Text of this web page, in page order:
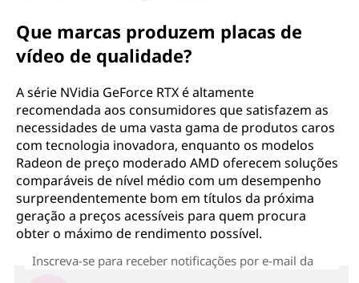
Que marcas produzem placas de
vídeo de qualidade?
A série NVidia GeForce RTX é altamente
recomendada aos consumidores que satisfazem as
necessidades de uma vasta gama de produtos caros
com tecnologia inovadora, enquanto os modelos
Radeon de preço moderado AMD oferecem soluções
comparáveis de nível médio com um desempenho
surpreendentemente bom em títulos da próxima
geração a preços acessíveis para quem procura
obter o máximo de rendimento possível.
Inscreva-se para receber notificações por e-mail da